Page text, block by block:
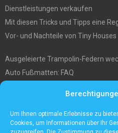
Um Ihnen optimale Erlebnisse zu
Cookies, um Informationen über Ihr
Dienstleistungen verkaufen
Mit diesen Tricks und Tipps eine
Vor- und Nachteile von Tiny Houses
Ausgeleierte Trampolin-Federn
Auto Fußmatten: FAQ
Was Sie über die Außenlagerung
müssen